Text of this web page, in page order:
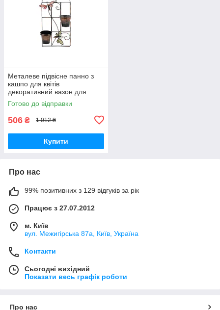
Металеве підвісне панно з
кашпо для квітів
декоративний вазон для
дому та балкона Engard
Райські метелики (BF-23)
Готово до відправки
506 ₴ 1 012 ₴
Купити
Про нас
99% позитивних з 129 відгуків за рік
Працює з 27.07.2012
м. Київ
вул. Межигірська 87а, Київ, Україна
Контакти
Сьогодні вихідний
Показати весь графік роботи
Про нас